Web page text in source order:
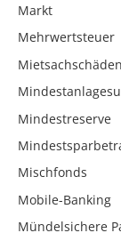
Markt
Mehrwertsteuer
Mietsachschäden
Mindestreserve
Mischfonds
Mobile-Banking
Mündelsichere